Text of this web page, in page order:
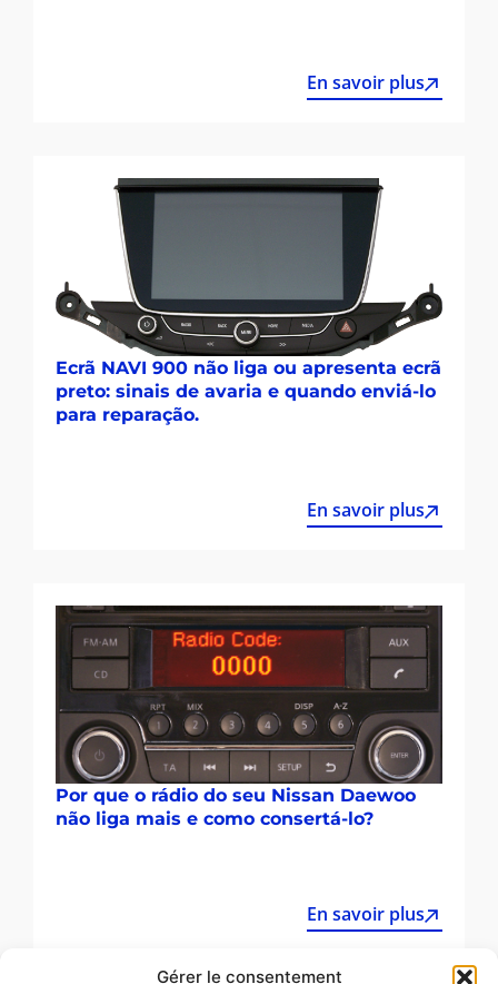
Gérer le consentement
En savoir plus
Ecrã NAVI 900 não liga ou apresenta ecrã
preto: sinais de avaria e quando enviá-lo
para reparação.
En savoir plus
Por que o rádio do seu Nissan Daewoo
não liga mais e como consertá-lo?
En savoir plus